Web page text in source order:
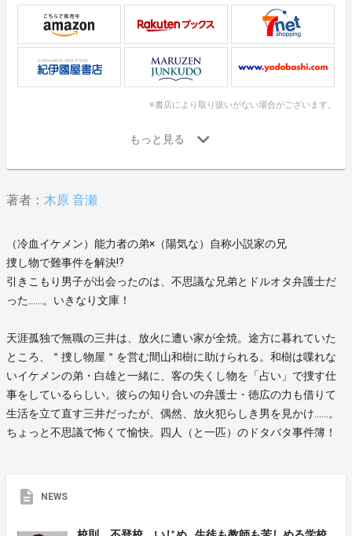
※書店により取り扱いがない場合がございます。
著者： 木原 音瀬
（冷血イケメン）能力者の弟×（陽気な）自称小説家の兄
捜し物で難事件を解決!?
引きこもり男子が出会ったのは、不思議な兄弟とドルオタ弁護士だ
った……。いきなり文庫！
天涯孤独で無職の三井は、放火に遭い家が全焼。途方に暮れていた
ところ、＂捜し物屋＂を営む間山和樹に助けられる。和樹は喋れな
いイケメンの弟・白雄と一緒に、客の失くし物を「占い」で捜す仕
事をしているらしい。彼らの知り合いの弁護士・徳広の力も借りて
生活を立て直す三井だったが、偶然、放火犯らしき男を見かけ……。
ちょっと不思議で怖くて愉快。四人（と一匹）のドタバタ事件簿！
NEWS